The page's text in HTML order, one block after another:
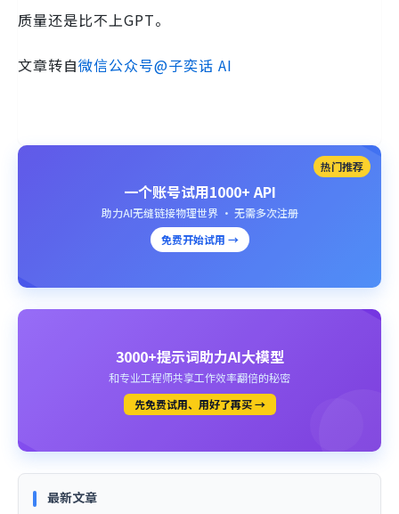
质量还是比不上GPT。
文章转自微信公众号@子奕话 AI
热门推荐
一个账号试用1000+ API
助力AI无缝链接物理世界 · 无需多次注册
免费开始试用 →
3000+提示词助力AI大模型
和专业工程师共享工作效率翻倍的秘密
先免费试用、用好了再买 →
最新文章